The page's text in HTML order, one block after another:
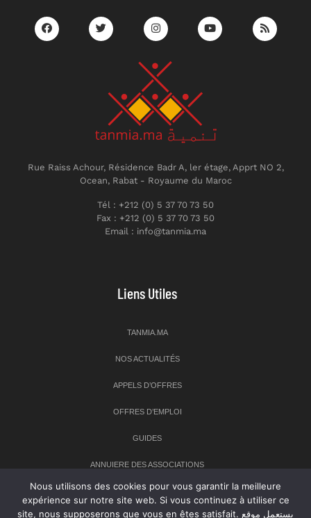
Rue Raiss Achour, Résidence Badr A, ler étage, Apprt NO 2,
Ocean, Rabat - Royaume du Maroc
Tél : +212 (0) 5 37 70 73 50
Fax : +212 (0) 5 37 70 73 50
Email : info@tanmia.ma
Liens Utiles
TANMIA.MA
NOS ACTUALITÉS
APPELS D’OFFRES
OFFRES D’EMPLOI
GUIDES
ANNUIERE DES ASSOCIATIONS
Newsletter
Nous utilisons des cookies pour vous garantir la meilleure
expérience sur notre site web. Si vous continuez à utiliser ce
site, nous supposerons que vous en êtes satisfait. يستعمل موقع